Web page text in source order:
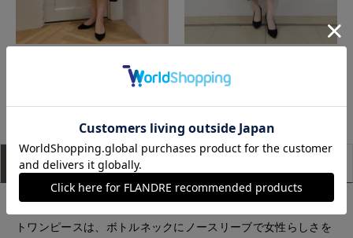
アイテム説明
トワンピースは、ボトルネックにノースリーブで女性らしさを